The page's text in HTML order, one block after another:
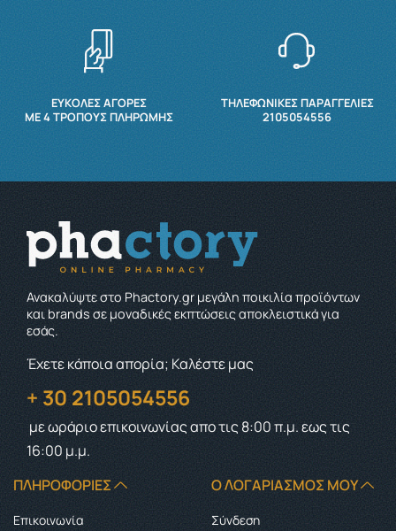
ΕΥΚΟΛΕΣ ΑΓΟΡΕΣ
ΜΕ 4 ΤΡΌΠΟΥΣ ΠΛΗΡΩΜΉΣ
ΤΗΛΕΦΩΝΙΚΕΣ ΠΑΡΑΓΓΕΛΙΕΣ
2105054556
Ανακαλύψτε στο Phactory.gr μεγάλη ποικιλία προϊόντων
και brands σε μοναδικές εκπτώσεις αποκλειστικά για
εσάς.
Έχετε κάποια απορία; Καλέστε μας
+ 30 2105054556
με ωράριο επικοινωνίαςαπο τις 8:00 π.μ. εως τις
16:00 μ.μ.
ΠΛΗΡΟΦΟΡΊΕΣ
Επικοινωνία
Ο ΛΟΓΑΡΙΑΣΜΌΣ ΜΟΥ
Σύνδεση